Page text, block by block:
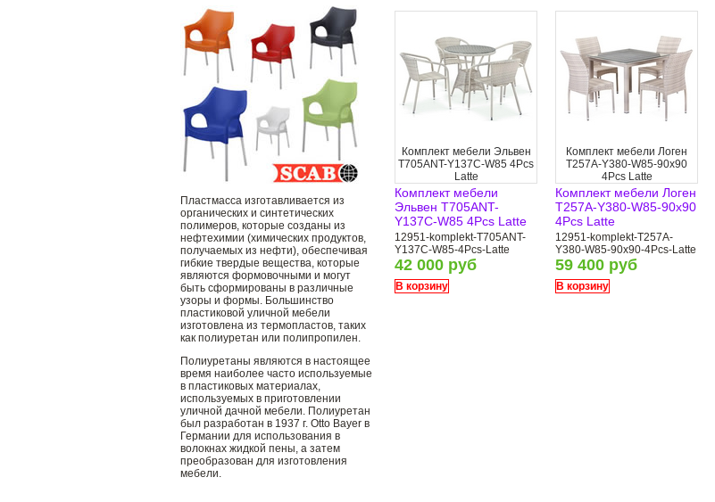
Пластмасса изготавливается из
органических и синтетических
полимеров, которые созданы из
нефтехимии (химических продуктов,
получаемых из нефти), обеспечивая
гибкие твердые вещества, которые
являются формовочными и могут
быть сформированы в различные
узоры и формы. Большинство
пластиковой уличной мебели
изготовлена ​​из термопластов, таких
как полиуретан или полипропилен.
Полиуретаны являются в настоящее
время наиболее часто используемые
в пластиковых материалах,
используемых в приготовлении
уличной дачной мебели. Полиуретан
был разработан в 1937 г. Otto Bayer в
Германии для использования в
волокнах жидкой пены, а затем
преобразован для изготовления
мебели.
Комплект мебели Эльвен
T705ANT-Y137C-W85 4Pcs
Latte
Комплект мебели
Эльвен T705ANT-
Y137C-W85 4Pcs Latte
12951-komplekt-T705ANT-
Y137C-W85-4Pcs-Latte
42 000 руб
В корзину
Комплект мебели Логен
T257A-Y380-W85-90x90
4Pcs Latte
Комплект мебели Логен
T257A-Y380-W85-90x90
4Pcs Latte
12951-komplekt-T257A-
Y380-W85-90x90-4Pcs-Latte
59 400 руб
В корзину